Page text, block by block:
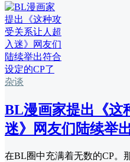
杂谈
BL漫画家提出《这
迷》网友们陆续举
在BL圈中充满着无数的CP。